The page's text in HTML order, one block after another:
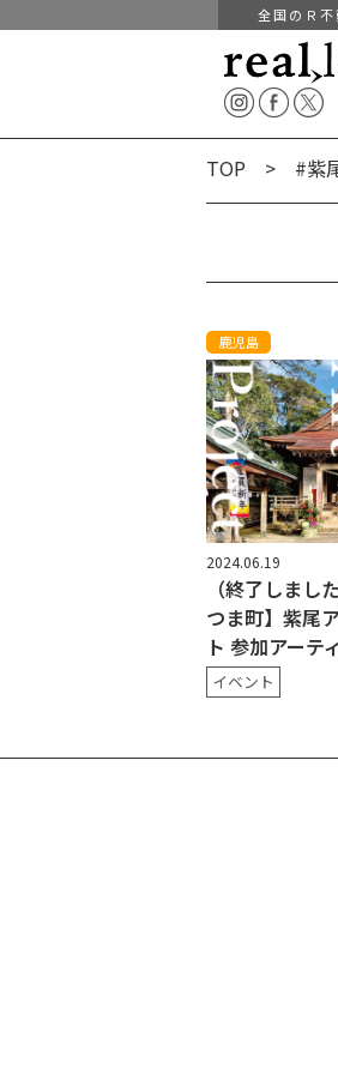
全国のＲ
TOP > #紫
鹿児島
2024.06.19
（終了しまし
つま町】紫尾
ト 参加アーテ
イベント